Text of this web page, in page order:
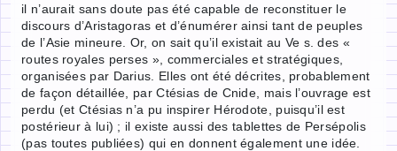
il n’aurait sans doute pas été capable de reconstituer le
discours d’Aristagoras et d’énumérer ainsi tant de peuples
de l’Asie mineure. Or, on sait qu’il existait au Ve s. des «
routes royales perses », commerciales et stratégiques,
organisées par Darius. Elles ont été décrites, probablement
de façon détaillée, par Ctésias de Cnide, mais l’ouvrage est
perdu (et Ctésias n’a pu inspirer Hérodote, puisqu’il est
postérieur à lui) ; il existe aussi des tablettes de Persépolis
(pas toutes publiées) qui en donnent également une idée.